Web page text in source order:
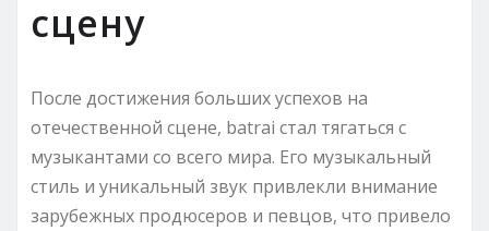
сцену
После достижения больших успехов на
отечественной сцене, batrai стал тягаться с
музыкантами со всего мира. Его музыкальный
стиль и уникальный звук привлекли внимание
зарубежных продюсеров и певцов, что привело